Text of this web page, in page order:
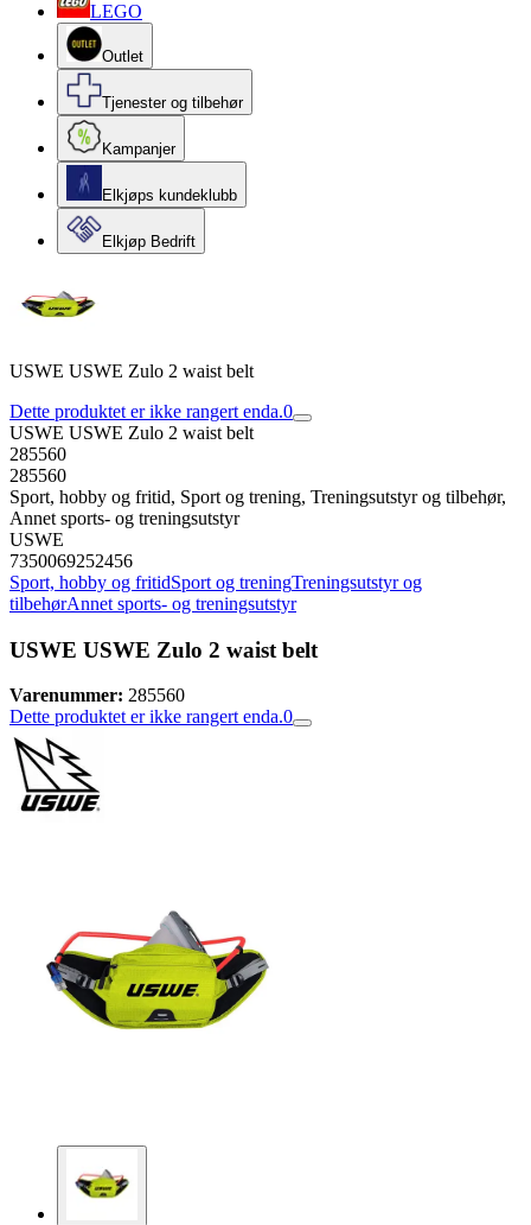
LEGO
Outlet
Tjenester og tilbehør
Kampanjer
Elkjøps kundeklubb
Elkjøp Bedrift
USWE USWE Zulo 2 waist belt
Dette produktet er ikke rangert enda.0
USWE USWE Zulo 2 waist belt
285560
285560
Sport, hobby og fritid, Sport og trening, Treningsutstyr og tilbehør,
Annet sports- og treningsutstyr
USWE
7350069252456
Sport, hobby og fritidSport og treningTreningsutstyr og
tilbehørAnnet sports- og treningsutstyr
USWE USWE Zulo 2 waist belt
Varenummer: 285560
Dette produktet er ikke rangert enda.0